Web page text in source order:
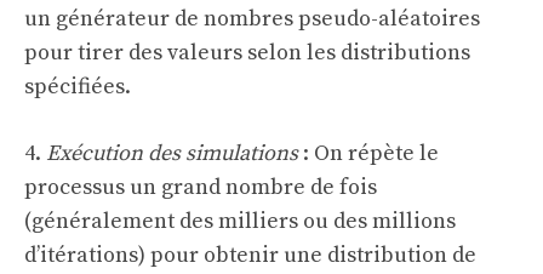
un générateur de nombres pseudo-aléatoires
pour tirer des valeurs selon les distributions
spécifiées.
4. Exécution des simulations: On répète le
processus un grand nombre de fois
(généralement des milliers ou des millions
d’itérations) pour obtenir une distribution de